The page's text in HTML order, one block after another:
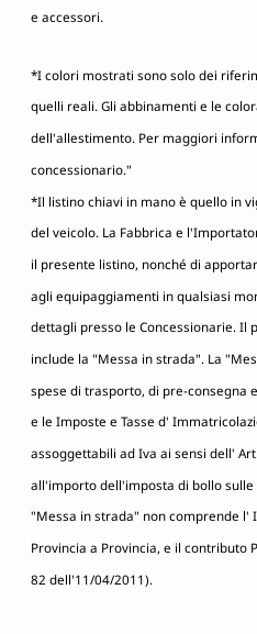
e accessori.
*I colori mostrati sono solo dei
quelli reali. Gli abbinamenti e le
dell'allestimento. Per maggiori
concessionario."
*Il listino chiavi in mano è quello in
del veicolo. La Fabbrica e
il presente listino, nonché di
agli equipaggiamenti in qualsiasi
dettagli presso le Concessionarie. Il
include la "Messa in strada". La
spese di trasporto, di pre-consegna
e le Imposte e Tasse d'
assoggettabili ad Iva ai sensi dell'
all'importo dell'imposta di bollo
"Messa in strada" non comprende l'
Provincia a Provincia, e il contributo
82 dell'11/04/2011).